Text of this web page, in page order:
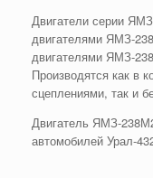
Двигатели серии
двигателями ЯМЗ-
двигателями ЯМЗ-
Производятся как в
сцеплениями, так и
Двигатель ЯМЗ-
автомобилей Урал-